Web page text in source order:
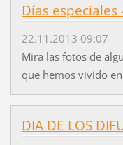
Días especiales
22.11.2013 09:07
Mira las fotos de
que hemos vivido
DIA DE LOS